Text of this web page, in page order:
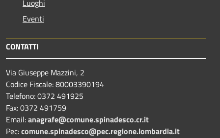
Luoghi
Eventi
CONTATTI
Via Giuseppe Mazzini, 2
Codice Fiscale: 80003390194
Telefono:0372 491925
Fax:0372 491759
Email:anagrafe@comune.spinadesco.cr.it
Pec:comune.spinadesco@pec.regione.lombardia.it